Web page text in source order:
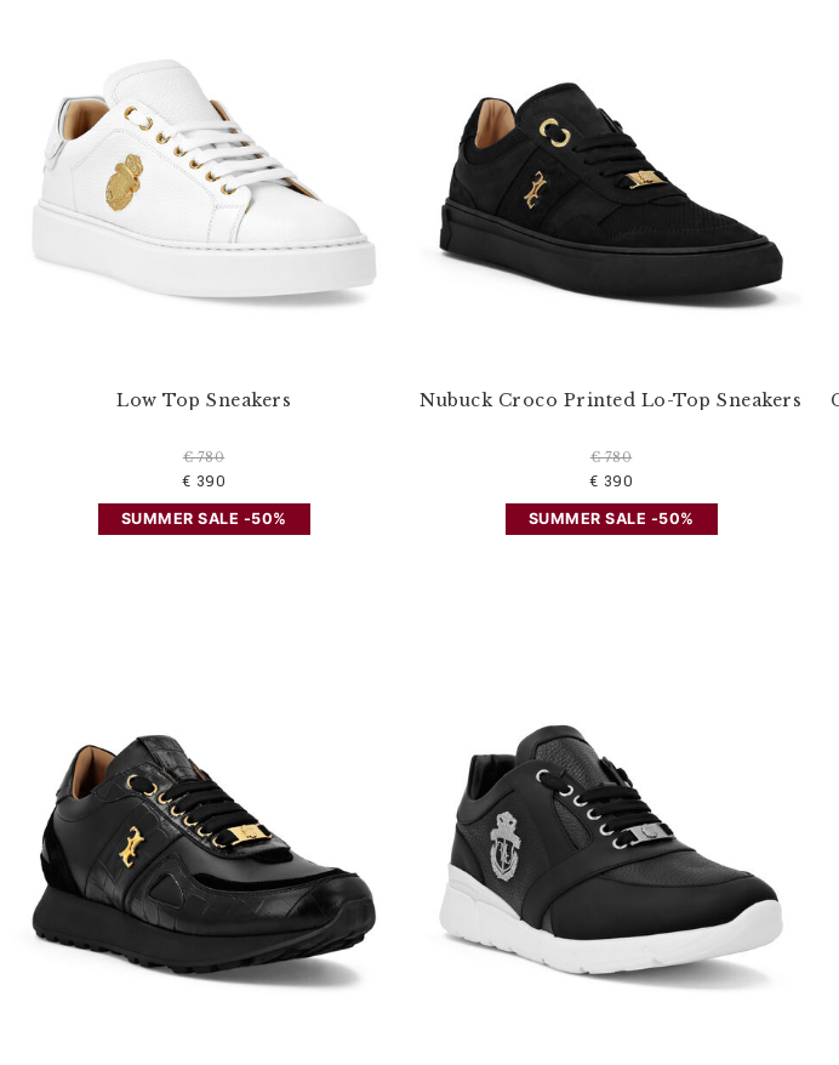
Low Top Sneakers
€ 780
€ 390
SUMMER SALE -50%
Nubuck Croco Printed Lo-Top Sneakers
€ 780
€ 390
SUMMER SALE -50%